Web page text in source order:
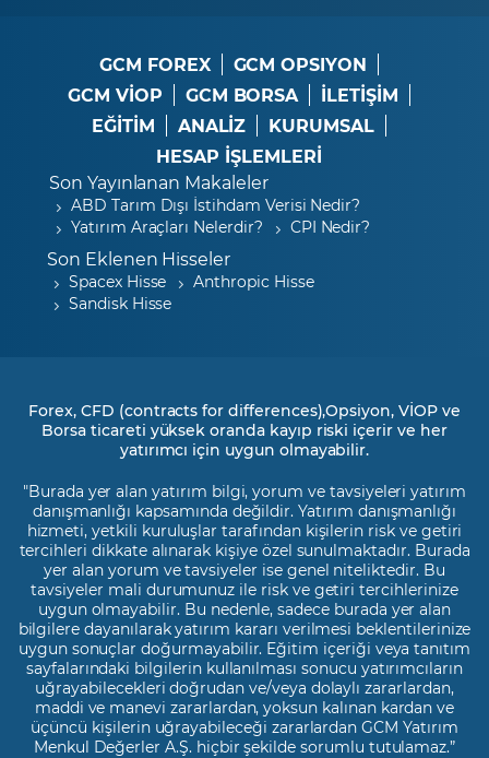
GCM FOREX
GCM OPSIYON
GCM VİOP
GCM BORSA
İLETİŞİM
EĞİTİM
ANALİZ
KURUMSAL
HESAP İŞLEMLERİ
Son Yayınlanan Makaleler
ABD Tarım Dışı İstihdam Verisi Nedir?
Yatırım Araçları Nelerdir?
CPI Nedir?
Son Eklenen Hisseler
Spacex Hisse
Anthropic Hisse
Sandisk Hisse
Forex, CFD (contracts for differences),Opsiyon, VİOP ve
Borsa ticareti yüksek oranda kayıp riski içerir ve her
yatırımcı için uygun olmayabilir.
"Burada yer alan yatırım bilgi, yorum ve tavsiyeleri yatırım
danışmanlığı kapsamında değildir. Yatırım danışmanlığı
hizmeti, yetkili kuruluşlar tarafından kişilerin risk ve getiri
tercihleri dikkate alınarak kişiye özel sunulmaktadır. Burada
yer alan yorum ve tavsiyeler ise genel niteliktedir. Bu
tavsiyeler mali durumunuz ile risk ve getiri tercihlerinize
uygun olmayabilir. Bu nedenle, sadece burada yer alan
bilgilere dayanılarak yatırım kararı verilmesi beklentilerinize
uygun sonuçlar doğurmayabilir. Eğitim içeriği veya tanıtım
sayfalarındaki bilgilerin kullanılması sonucu yatırımcıların
uğrayabilecekleri doğrudan ve/veya dolaylı zararlardan,
maddi ve manevi zararlardan, yoksun kalınan kardan ve
üçüncü kişilerin uğrayabileceği zararlardan GCM Yatırım
Menkul Değerler A.Ş. hiçbir şekilde sorumlu tutulamaz.”